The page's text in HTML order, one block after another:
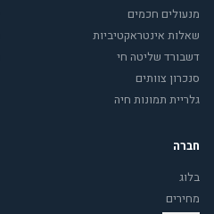
מנעולים חכמים
שאלות אינטראקטיביות
דשבורד שליטה חי
סנכרון צוותים
גלריית תמונות חיה
חברה
בלוג
מחירים